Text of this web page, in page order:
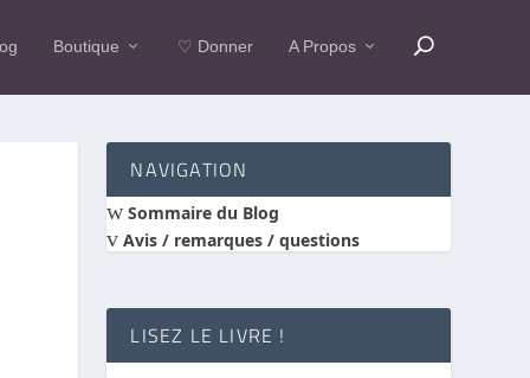
Boutique ♡ Donner A Propos
NAVIGATION
wSommaire du Blog
v Avis / remarques / questions
LISEZ LE LIVRE !